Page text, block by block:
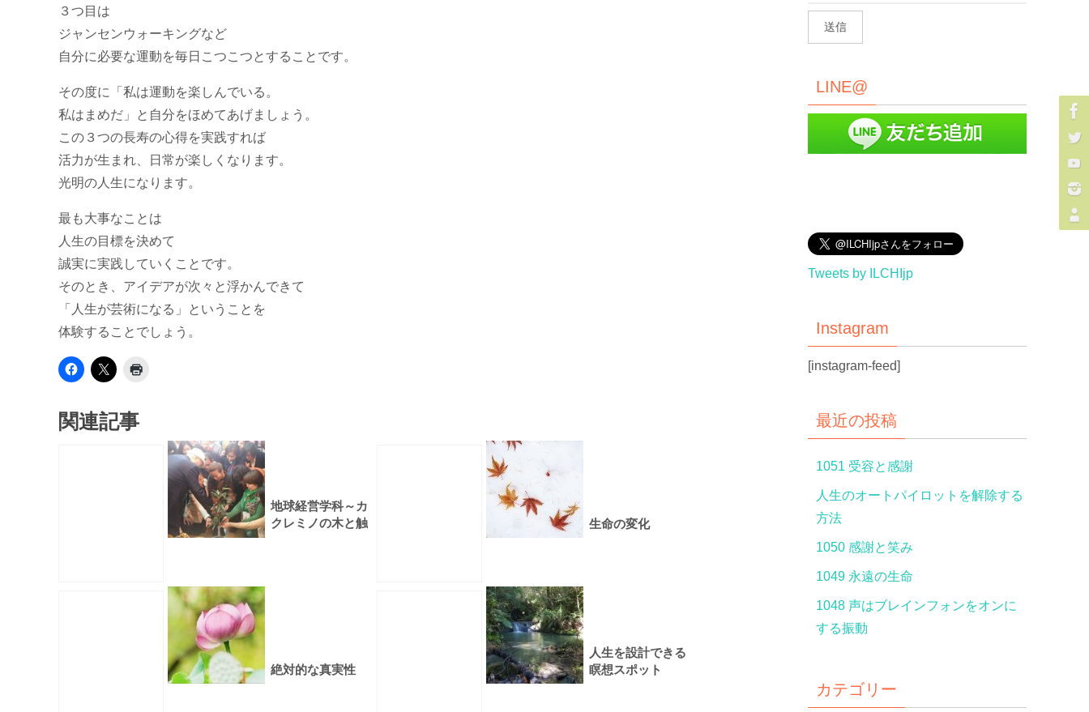
３つ目は
ジャンセンウォーキングなど
自分に必要な運動を毎日こつこつとすることです。
その度に「私は運動を楽しんでいる。
私はまめだ」と自分をほめてあげましょう。
この３つの長寿の心得を実践すれば
活力が生まれ、日常が楽しくなります。
光明の人生になります。
最も大事なことは
人生の目標を決めて
誠実に実践していくことです。
そのとき、アイデアが次々と浮かんできて
「人生が芸術になる」ということを
体験することでしょう。
関連記事
地球経営学科～カ
クレミノの木と触
生命の変化
絶対的な真実性
人生を設計できる
瞑想スポット
LINE@
Tweets by ILCHIjp
Instagram
[instagram-feed]
最近の投稿
1051 受容と感謝
人生のオートパイロットを解除する
方法
1050 感謝と笑み
1049 永遠の生命
1048 声はブレインフォンをオンに
する振動
カテゴリー